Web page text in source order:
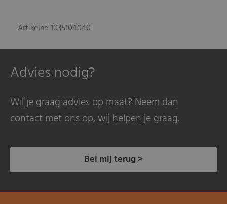
Artikelnr: 1035104040
Advies nodig?
Wil je graag advies op maat? Neem dan
contact met ons op, wij helpen je graag.
Bel mij terug >